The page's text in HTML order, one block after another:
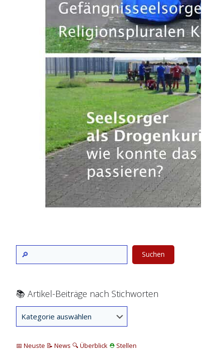
Suchen
📚 Artikel-Beiträge nach Stichworten
📅 Neuste 📝 News 🔍 Überblick ⛑ Stellen